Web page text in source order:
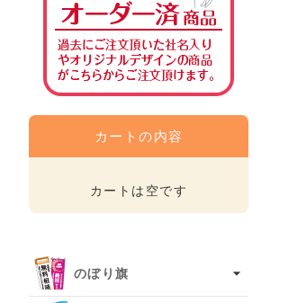
カートの内容
カートは空です
のぼり旗